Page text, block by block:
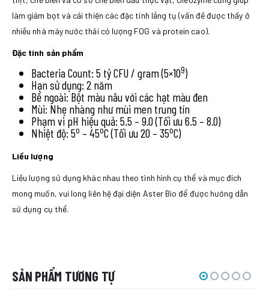
làm giảm bọt và cải thiện các đặc tính lắng tụ (vấn đề được thấy ở
nhiều nhà máy nước thải có lượng FOG và protein cao).
Đặc tính sản phẩm
Bacteria Count: 5 tỷ CFU / gram (5×109)
Hạn sử dụng: 2 năm
Bề ngoài: Bột màu nâu với các hạt màu đen
Mùi: Nhẹ nhàng như mùi men trung tín
Phạm vi pH hiệu quả: 5.5 – 9.0 (Tối ưu 6.5 – 8.0)
Nhiệt độ: 5o – 45oC (Tối ưu 20 – 35oC)
Liều lượng
Liều lượng sử dụng khác nhau theo tình hình cụ thể và mục đích
mong muốn, vui long liên hệ đại diện Aster Bio để được hướng dẫn
sử dụng cụ thể.
SẢN PHẨM TƯƠNG TỰ